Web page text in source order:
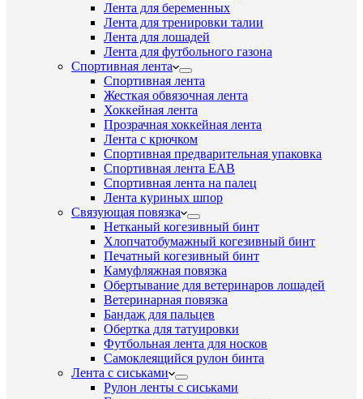
Лента для беременных
Лента для тренировки талии
Лента для лошадей
Лента для футбольного газона
Спортивная лента
Спортивная лента
Жесткая обвязочная лента
Хоккейная лента
Прозрачная хоккейная лента
Лента с крючком
Спортивная предварительная упаковка
Спортивная лента EAB
Спортивная лента на палец
Лента куриных шпор
Связующая повязка
Нетканый когезивный бинт
Хлопчатобумажный когезивный бинт
Печатный когезивный бинт
Камуфляжная повязка
Обертывание для ветеринаров лошадей
Ветеринарная повязка
Бандаж для пальцев
Обертка для татуировки
Футбольная лента для носков
Самоклеящийся рулон бинта
Лента с сиськами
Рулон ленты с сиськами